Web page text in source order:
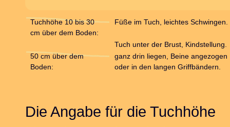
Tuchhöhe 10 bis 30
cm über dem Boden:
Füße im Tuch, leichtes Schwingen.
Tuch unter der Brust, Kindstellung.
50 cm über dem
Boden:
ganz drin liegen, Beine angezogen
oder in den langen Griffbändern.
Die Angabe für die Tuchhöhe